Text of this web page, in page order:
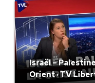
Israël –
Orient · TV